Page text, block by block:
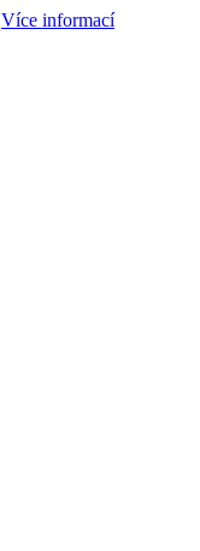
Více informací